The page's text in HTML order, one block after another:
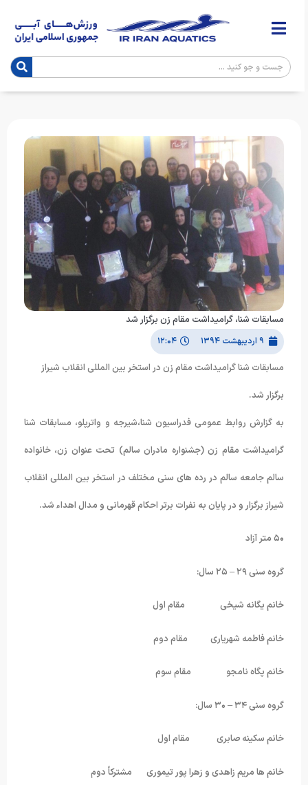
مسابقات شنا، گرامیداشت مقام زن برگزار شد
۹ اردیبهشت ۱۳۹۴ ۱۲:۰۴
مسابقات شنا گرامیداشت مقام زن در استخر بین المللی انقلاب شیراز
برگزار شد.
به گزارش روابط عمومی فدراسیون شنا،شیرجه و واترپلو، مسابقات شنا
گرامیداشت مقام زن (جشنواره مادران سالم) تحت عنوان زن، خانواده
سالم جامعه سالم در رده های سنی مختلف در استخر بین المللی انقلاب
شیراز برگزار و در پایان به نفرات برتر احکام قهرمانی و مدال اهداء شد.
۵۰ متر آزاد
گروه سنی ۲۹ – ۲۵ سال:
خانم یگانه شیخی مقام اول
خانم فاطمه شهریاری مقام دوم
خانم پگاه نامجو مقام سوم
گروه سنی ۳۴ – ۳۰ سال:
خانم سکینه صابری مقام اول
خانم ها مریم زاهدی و زهرا پور تیموری مشترکاً دوم